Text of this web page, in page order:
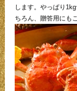
します。やっぱり
ちろん、贈答用にも